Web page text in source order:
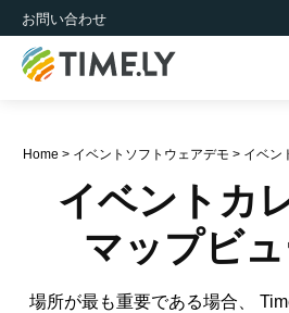
お問い合わせ
Timely
Home > イベントソフトウェアデモ > イベン
イベントカ
マップビ
場所が最も重要である場合、